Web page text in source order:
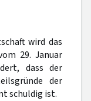
wird das
29. Januar
dass der
der
schuldig ist.